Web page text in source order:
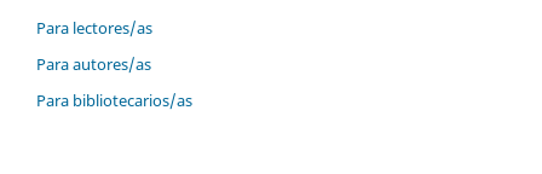
Para lectores/as
Para autores/as
Para bibliotecarios/as